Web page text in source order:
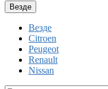
Везде
Везде
Citroen
Peugeot
Renault
Nissan